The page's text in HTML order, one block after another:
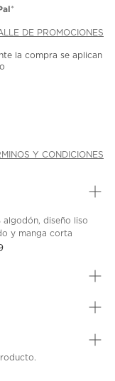
*
DE PROMOCIONES
la compra se aplican
Y CONDICIONES
diseño liso
y manga corta